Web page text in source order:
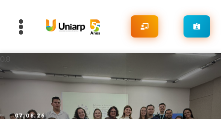
07.08.26